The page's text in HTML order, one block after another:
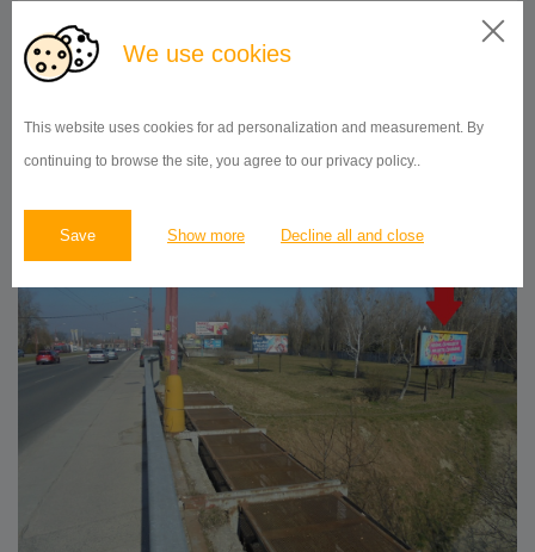
We use cookies
This website uses cookies for ad personalization and measurement. By
continuing to browse the site, you agree to our privacy policy..
Save Show more Decline all and close
od 1 mesiaca
BILLBOARD